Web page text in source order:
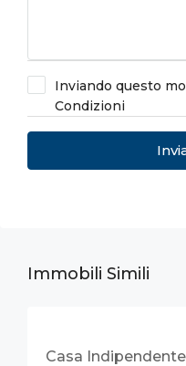
Inviando questo
Condizioni
Immobili Simili
Casa